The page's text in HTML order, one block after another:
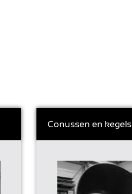
Conussen en kegels